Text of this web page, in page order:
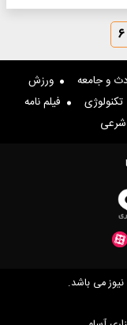
۶
و جامعه
ورزش
فیلم نامه
می باشد.